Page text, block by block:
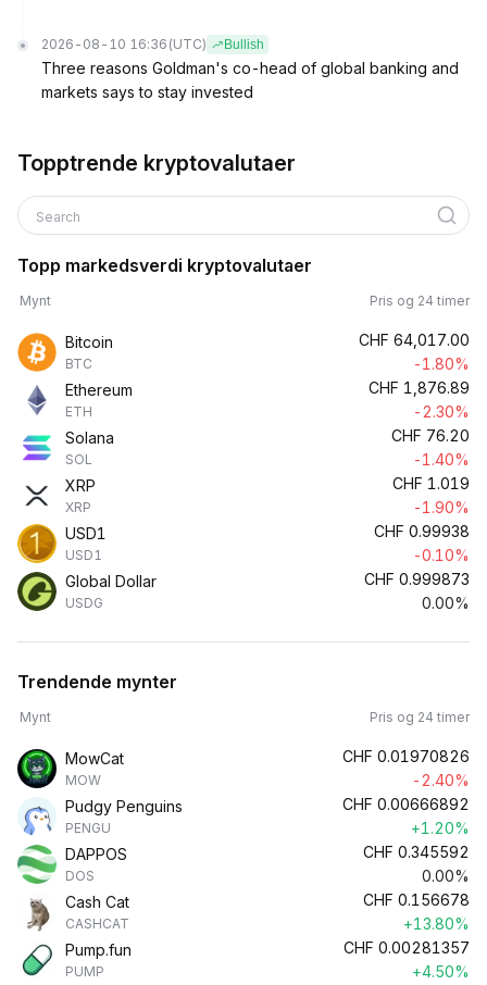
2026-08-10 16:36 (UTC) Bullish
Three reasons Goldman's co-head of global banking and
markets says to stay invested
Topptrende kryptovalutaer
Search
Topp markedsverdi kryptovalutaer
Mynt Pris og 24 timer
Bitcoin
BTC
CHF 64,017.00
-1.80%
Ethereum
ETH
CHF 1,876.89
-2.30%
Solana
SOL
CHF 76.20
-1.40%
XRP
XRP
CHF 1.019
-1.90%
USD1
USD1
CHF 0.99938
-0.10%
Global Dollar
USDG
CHF 0.999873
0.00%
Trendende mynter
Mynt Pris og 24 timer
MowCat
MOW
CHF 0.01970826
-2.40%
Pudgy Penguins
PENGU
CHF 0.00666892
+1.20%
DAPPOS
DOS
CHF 0.345592
0.00%
Cash Cat
CASHCAT
CHF 0.156678
+13.80%
Pump.fun
PUMP
CHF 0.00281357
+4.50%